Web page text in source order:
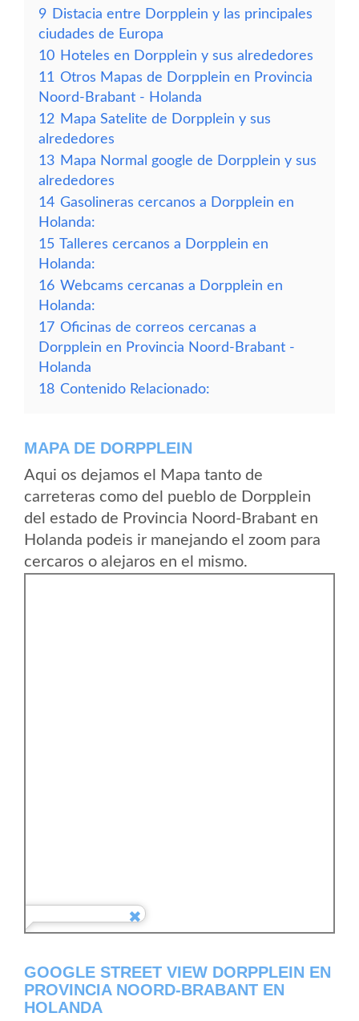
9 Distacia entre Dorpplein y las principales
ciudades de Europa
10 Hoteles en Dorpplein y sus alrededores
11 Otros Mapas de Dorpplein en Provincia
Noord-Brabant - Holanda
12 Mapa Satelite de Dorpplein y sus
alrededores
13 Mapa Normal google de Dorpplein y sus
alrededores
14 Gasolineras cercanos a Dorpplein en
Holanda:
15 Talleres cercanos a Dorpplein en
Holanda:
16 Webcams cercanas a Dorpplein en
Holanda:
17 Oficinas de correos cercanas a
Dorpplein en Provincia Noord-Brabant -
Holanda
18 Contenido Relacionado:
MAPA DE DORPPLEIN
Aqui os dejamos el Mapa tanto de
carreteras como del pueblo de Dorpplein
del estado de Provincia Noord-Brabant en
Holanda podeis ir manejando el zoom para
cercaros o alejaros en el mismo.
GOOGLE STREET VIEW DORPPLEIN EN
PROVINCIA NOORD-BRABANT EN
HOLANDA